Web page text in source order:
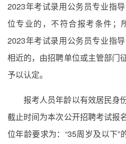
2023年考试录用公务员专业指
位专业的，不符合报考条件；
2023年考试录用公务员专业指
相近的，由招聘单位或主管部门
予以认定。
报考人员年龄以有效居民身
截止时间为本次公开招聘考试报
位年龄要求为：“35周岁及以下